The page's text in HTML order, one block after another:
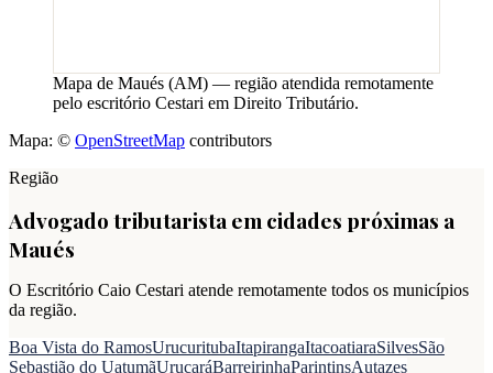
Mapa de Maués (AM) — região atendida remotamente
pelo escritório Cestari em Direito Tributário.
Mapa: © OpenStreetMap contributors
Região
Advogado tributarista em cidades próximas a
Maués
O Escritório Caio Cestari atende remotamente todos os municípios
da região.
Boa Vista do RamosUrucuritubaItapirangaItacoatiaraSilvesSão
Sebastião do UatumãUrucaráBarreirinhaParintinsAutazes